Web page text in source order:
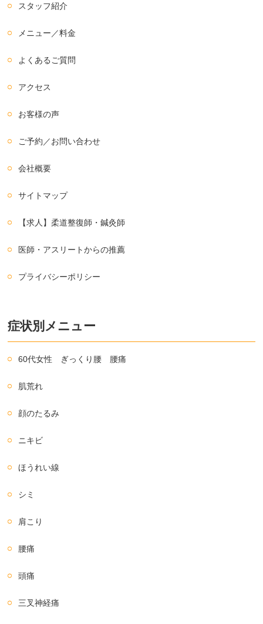
スタッフ紹介
メニュー／料金
よくあるご質問
アクセス
お客様の声
ご予約／お問い合わせ
会社概要
サイトマップ
【求人】柔道整復師・鍼灸師
医師・アスリートからの推薦
プライバシーポリシー
症状別メニュー
60代女性 ぎっくり腰 腰痛
肌荒れ
顔のたるみ
ニキビ
ほうれい線
シミ
肩こり
腰痛
頭痛
三叉神経痛